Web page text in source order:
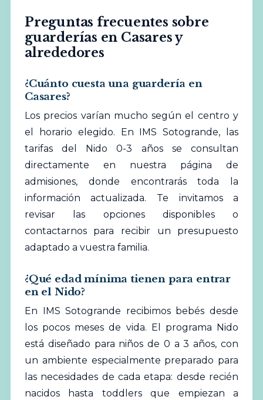
Preguntas frecuentes sobre
guarderías en Casares y
alrededores
¿Cuánto cuesta una guardería en
Casares?
Los precios varían mucho según el centro y
el horario elegido. En IMS Sotogrande, las
tarifas del Nido 0-3 años se consultan
directamente en nuestra página de
admisiones, donde encontrarás toda la
información actualizada. Te invitamos a
revisar las opciones disponibleso
contactarnos para recibir un presupuesto
adaptado a vuestra familia.
¿Qué edad mínima tienen para entrar
en el Nido?
En IMS Sotogrande recibimos bebés desde
los pocos meses de vida. El programa Nido
está diseñado para niños de 0 a 3 años, con
un ambiente especialmente preparado para
las necesidades de cada etapa: desde recién
nacidos hasta toddlers que empiezan a